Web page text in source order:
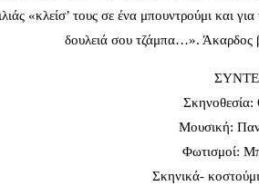
«κλείσ’ τους σε ένα μπουντρούμι και
δουλειά σου τζάμπα…». Άκαρδος
Σκηνοθεσία:
Μουσική:
Φωτισμοί:
Σκηνικά-